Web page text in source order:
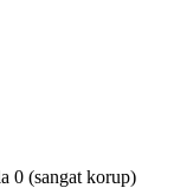
0 (sangat korup)